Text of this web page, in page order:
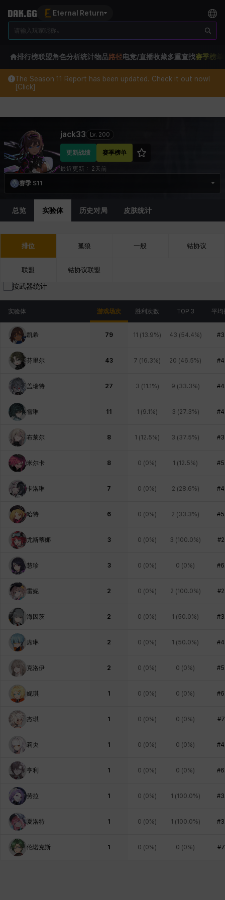
Eternal Return
排行榜联盟角色分析统计物品路径电竞/直播收藏多重查找赛季榜单
The Season 11 Report has been updated. Check it out now!
[Click]
jack33
Lv. 200
更新战绩 赛季榜单
最近更新： 2天前
赛季 S11
总览 实验体 历史对局 皮肤统计
排位 孤狼 一般 钴协议
联盟 钴协议联盟
按武器统计
实验体 游戏场次 胜利次数 TOP 3 平均
凯希 79 11 (13.9%) 43 (54.4%)
芬里尔 43 7 (16.3%) 20 (46.5%)
盖瑞特 27 3 (11.1%) 9 (33.3%)
雪琳 11 1 (9.1%) 3 (27.3%)
布莱尔 8 1 (12.5%) 3 (37.5%)
米尔卡 8 0 (0%) 1 (12.5%)
卡洛琳 7 0 (0%) 2 (28.6%)
哈特 6 0 (0%) 2 (33.3%)
尤斯蒂娜 3 0 (0%) 3 (100.0%)
慧珍 3 0 (0%) 0 (0%)
雷妮 2 0 (0%) 2 (100.0%)
海因茨 2 0 (0%) 1 (50.0%)
席琳 2 0 (0%) 1 (50.0%)
克洛伊 2 0 (0%) 0 (0%)
妮琪 1 0 (0%) 0 (0%)
杰琪 1 0 (0%) 0 (0%)
莉央 1 0 (0%) 0 (0%)
亨利 1 0 (0%) 0 (0%)
劳拉 1 0 (0%) 1 (100.0%)
夏洛特 1 0 (0%) 1 (100.0%)
伦诺克斯 1 0 (0%) 0 (0%)